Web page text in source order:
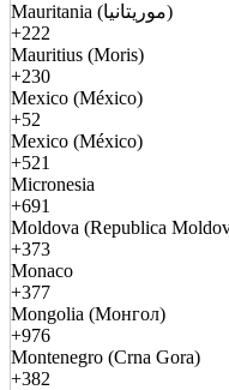
Mauritania (موريتانيا)
+222
Mauritius (Moris)
+230
Mexico (México)
+52
Mexico (México)
+521
Micronesia
+691
Moldova (Republica
+373
Monaco
+377
Mongolia (Монгол)
+976
Montenegro (Crna Gora)
+382